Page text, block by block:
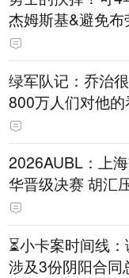
杰姆斯基&避免
绿军队记：乔治
800万人们对他
2026AUBL：上
华晋级决赛 胡汇
⏳️小卡案时间线
涉及3份阴阳合